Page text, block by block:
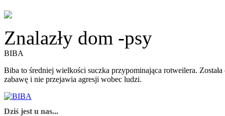
Znalazły dom -psy
BIBA
Biba to średniej wielkości suczka przypominająca rotweilera.
zabawę i nie przejawia agresji wobec ludzi.
Dziś jest u nas...